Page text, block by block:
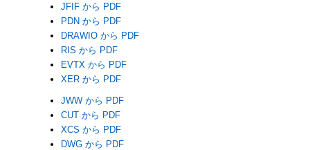
JFIF から PDF
PDN から PDF
DRAWIO から PDF
RIS から PDF
EVTX から PDF
XER から PDF
JWW から PDF
CUT から PDF
XCS から PDF
DWG から PDF